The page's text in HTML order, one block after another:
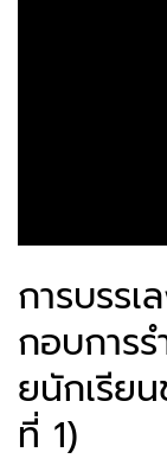
การบรร
กอบการ
ยนักเรีย
ที่ 1)